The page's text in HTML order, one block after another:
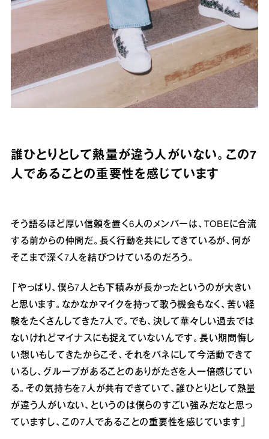
誰ひとりとして熱量が違う人がいない。この7
人であることの重要性を感じています
そう語るほど厚い信頼を置く6人のメンバーは、TOBEに合流
する前からの仲間だ。長く行動を共にしてきているが、何が
そこまで深く7人を結びつけているのだろう。
「やっぱり、僕ら7人とも下積みが長かったというのが大きい
と思います。なかなかマイクを持って歌う機会もなく、苦い経
験をたくさんしてきた7人で。でも、決して華々しい過去では
ないけれどマイナスにも捉えていないんです。長い期間悔し
い想いもしてきたからこそ、それをバネにして今活動できて
いるし、グループがあることのありがたさを人一倍感じてい
る。その気持ちを7人が共有できていて、誰ひとりとして熱量
が違う人がいない、というのは僕らのすごい強みだなと思っ
ていますし、この7人であることの重要性を感じています」